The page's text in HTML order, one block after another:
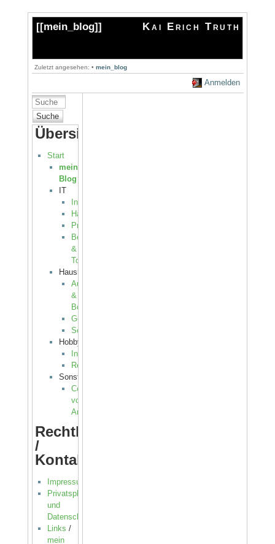
[[mein_blog]] Kai Erich Truth
Zuletzt angesehen: • mein_blog
Anmelden
Suche
Übersicht
Start
mein
Blog
IT
Internet
Hardware
Programmierung
Betriebssysteme
&
Tools
Haushalt
Auto
&
Boot
Gesetzliches
Sonstiges
Hobby
Instrumente
Rezepte
Sonstiges
Cocktailmaschine
von
Andy
Rechtliches
/
Kontakt(e)
Impressum
Privatsphäre
und
Datenschutz
Links /
mein